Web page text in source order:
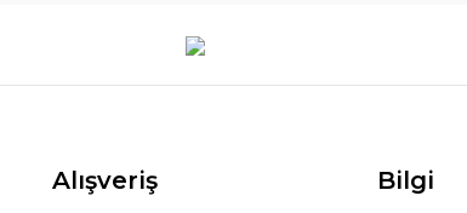
Alışveriş Bilgi